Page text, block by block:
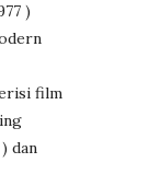
)
film
dan